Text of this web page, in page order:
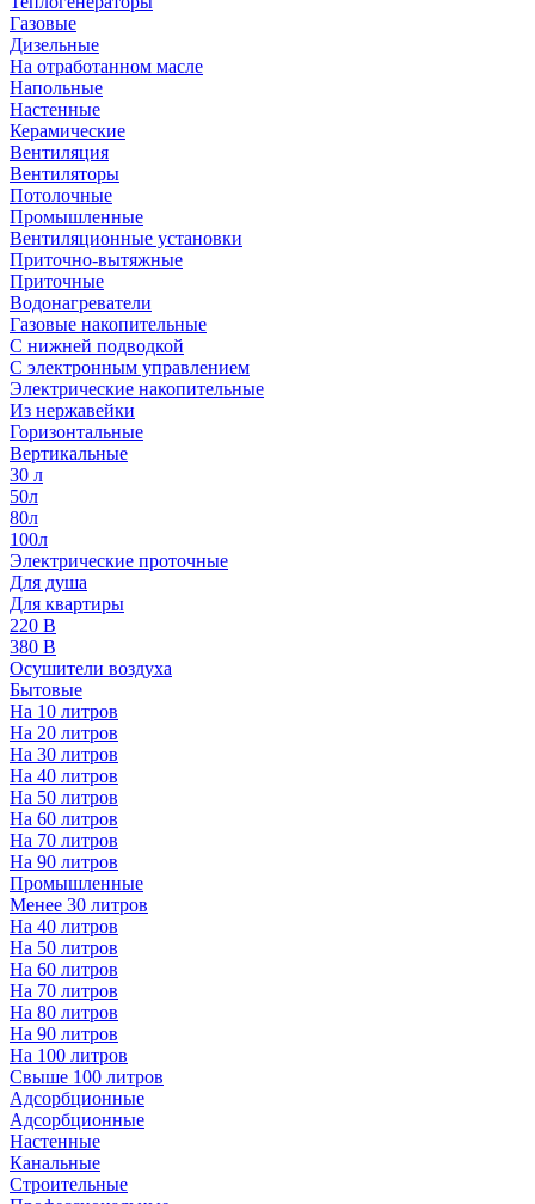
Газовые
Дизельные
На отработанном масле
Напольные
Настенные
Керамические
Вентиляция
Вентиляторы
Потолочные
Промышленные
Вентиляционные установки
Приточно-вытяжные
Приточные
Водонагреватели
Газовые накопительные
С нижней подводкой
С электронным управлением
Электрические накопительные
Из нержавейки
Горизонтальные
Вертикальные
30 л
50л
80л
100л
Электрические проточные
Для душа
Для квартиры
220 В
380 В
Осушители воздуха
Бытовые
На 10 литров
На 20 литров
На 30 литров
На 40 литров
На 50 литров
На 60 литров
На 70 литров
На 90 литров
Промышленные
Менее 30 литров
На 40 литров
На 50 литров
На 60 литров
На 70 литров
На 80 литров
На 90 литров
На 100 литров
Свыше 100 литров
Адсорбционные
Адсорбционные
Настенные
Канальные
Строительные